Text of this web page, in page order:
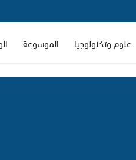
علوم وتكنولوجيا الموسوعة